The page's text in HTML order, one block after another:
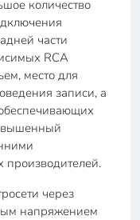
количество
части
RCA
место для
записи, а
производителей.
через
напряжением